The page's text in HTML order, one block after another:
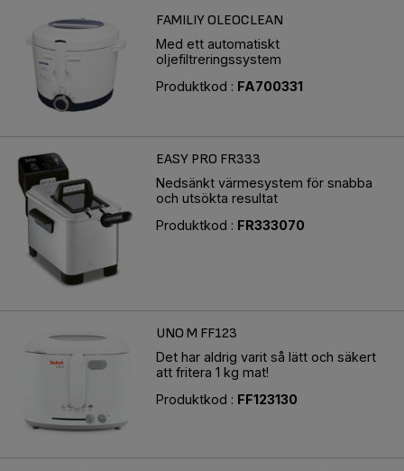
FAMILIY OLEOCLEAN
Med ett automatiskt
oljefiltreringssystem
Produktkod : FA700331
EASY PRO FR333
Nedsänkt värmesystem för snabba
och utsökta resultat
Produktkod : FR333070
UNO M FF123
Det har aldrig varit så lätt och säkert
att fritera 1 kg mat!
Produktkod : FF123130